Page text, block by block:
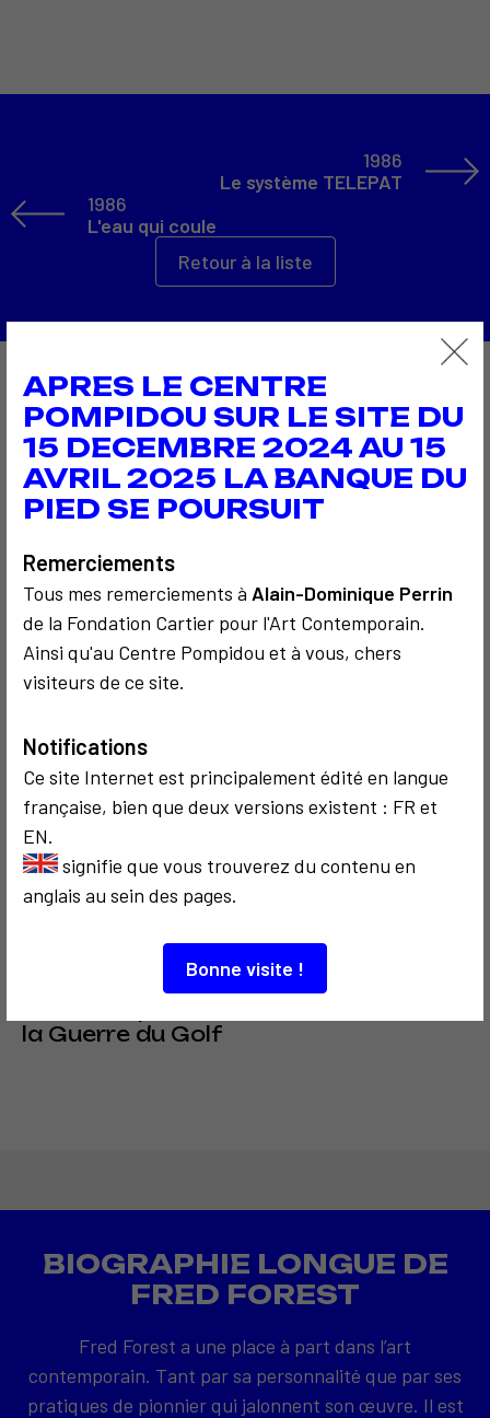
APRES LE CENTRE
POMPIDOU SUR LE SITE DU
15 DECEMBRE 2024 AU 15
AVRIL 2025 LA BANQUE DU
PIED SE POURSUIT
Remerciements
Tous mes remerciements à Alain-Dominique Perrin
de la Fondation Cartier pour l'Art Contemporain.
Ainsi qu'au Centre Pompidou et à vous, chers
visiteurs de ce site.
Notifications
Ce site Internet est principalement édité en langue
française, bien que deux versions existent : FR et
EN.
signifie que vous trouverez du contenu en
anglais au sein des pages.
Bonne visite !
1986
L'eau qui coule
Retour à la liste
1986
Le système TELEPAT
À découvrir aussi…
2
2011
Cyberfest
1986
Bonjour Mr
2
COMMUNICATION
la Guerre du Golf
BIOGRAPHIE LONGUE DE
FRED FOREST
Fred Forest a une place à part dans l’art
contemporain. Tant par sa personnalité que par ses
pratiques de pionnier qui jalonnent son œuvre. Il est